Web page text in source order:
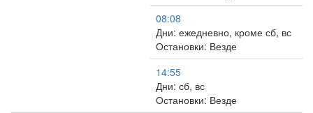
08:08
Дни: ежедневно, кроме сб, вс
Остановки: Везде
14:55
Дни: сб, вс
Остановки: Везде